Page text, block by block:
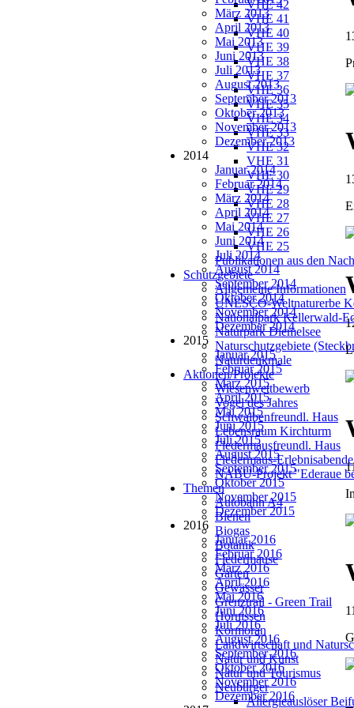
VHE 42
VHE 41
VHE 40
VHE 39
VHE 38
VHE 37
VHE 36
VHE 35
VHE 34
VHE 33
VHE 32
VHE 31
VHE 30
VHE 29
VHE 28
VHE 27
VHE 26
VHE 25
Publikationen aus den
Schutzgebiete
Allgemeine Informationen
UNESCO-Weltnaturerbe
Nationalpark Kellerwald-
Naturpark Diemelsee
Naturschutzgebiete
Naturdenkmale
Aktionen/Projekte
Wiesenwettbewerb
Vogel des Jahres
Schwalbenfreundl. Haus
Lebensraum Kirchturm
Fledermausfreundl. Haus
Fledermaus-Erlebnisabende
NABU-Projekt "Ederaue
Themen
Autobahn A4
Bienen
Biogas
Botanik
Fledermäuse
Garten
Gewässer
Grenztrail - Green Trail
Hornissen
Kormoran
Landwirtschaft und
Natur und Kunst
Natur und Tourismus
Neubürger
Allergieauslöser
März 2013
April 2013
Mai 2013
Juni 2013
Juli 2013
August 2013
September 2013
Oktober 2013
November 2013
Dezember 2013
2014
Januar 2014
Februar 2014
März 2014
April 2014
Mai 2014
Juni 2014
Juli 2014
August 2014
September 2014
Oktober 2014
November 2014
Dezember 2014
2015
Januar 2015
Februar 2015
März 2015
April 2015
Mai 2015
Juni 2015
Juli 2015
August 2015
September 2015
Oktober 2015
November 2015
Dezember 2015
2016
Januar 2016
Februar 2016
März 2016
April 2016
Mai 2016
Juni 2016
Juli 2016
August 2016
September 2016
Oktober 2016
November 2016
Dezember 2016